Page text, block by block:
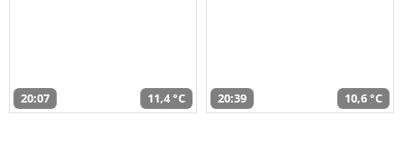
20:07 11,4 °C 20:39 10,6 °C